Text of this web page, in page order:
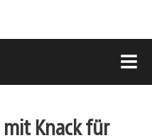
Knack für